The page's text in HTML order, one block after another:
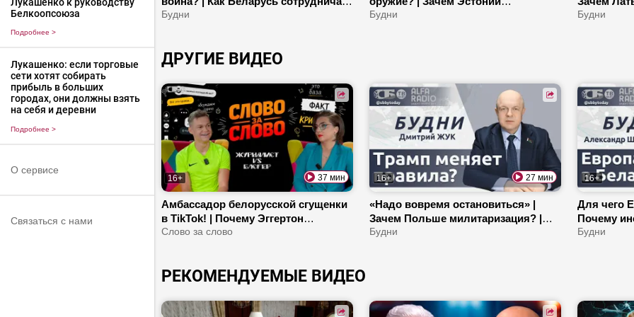
Белкоопсоюза
Подробнее >
Лукашенко: если торговые
сети хотят собирать
прибыль в больших
городах, они должны взять
на себя и деревни
Подробнее >
О сервисе
Связаться с нами
с Алжиром? | Как развивается
Будни
эскалация? | Академия
Будни
нами? |
Будни
ДРУГИЕ ВИДЕО
16+ 37 мин
Амбассадор белорусской сгущенки
в TikTok! | Почему Эггертон
возвращается в Беларусь? | Чем
Слово за слово
16+ 27 мин
«Надо вовремя остановиться» |
Зачем Польше милитаризация? |
Почему соседи следят за
Будни
16+
Для чего
Почему
Беларусь?
Будни
РЕКОМЕНДУЕМЫЕ ВИДЕО